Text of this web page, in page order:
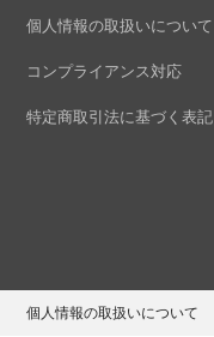
個人情報の取扱いについて
コンプライアンス対応
特定商取引法に基づく表記
個人情報の取扱いについて